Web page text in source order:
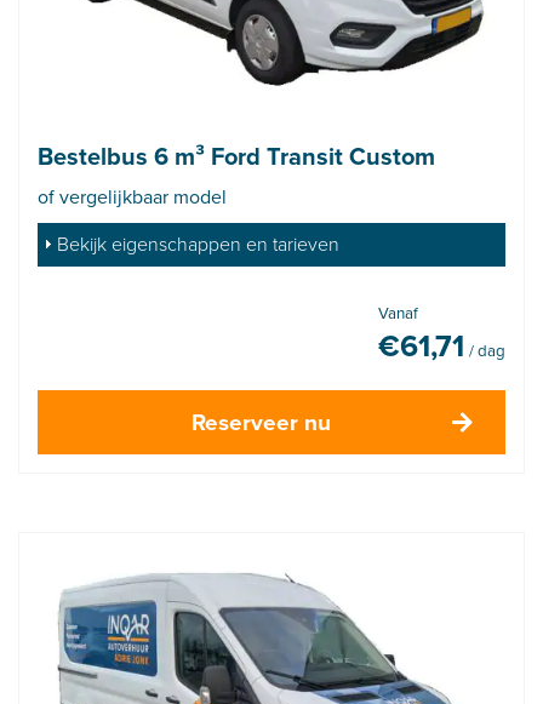
Bestelbus 6 m³ Ford Transit Custom
of vergelijkbaar model
Bekijk eigenschappen en tarieven
Vanaf
€61,71 / dag
Reserveer nu